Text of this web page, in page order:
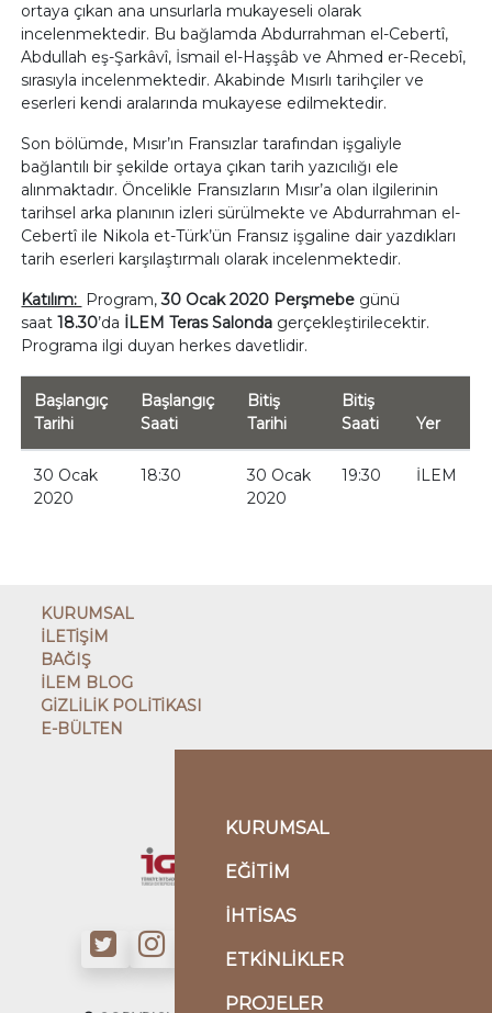
KURUMSAL
EĞİTİM
İHTİSAS
ETKİNLİKLER
PROJELER
ortaya çıkan ana unsurlarla mukayeseli olarak
incelenmektedir. Bu bağlamda Abdurrahman el-Cebertî,
Abdullah eş-Şarkâvî, İsmail el-Haşşâb ve Ahmed er-Recebî,
sırasıyla incelenmektedir. Akabinde Mısırlı tarihçiler ve
eserleri kendi aralarında mukayese edilmektedir.
Son bölümde, Mısır’ın Fransızlar tarafından işgaliyle
bağlantılı bir şekilde ortaya çıkan tarih yazıcılığı ele
alınmaktadır. Öncelikle Fransızların Mısır’a olan ilgilerinin
tarihsel arka planının izleri sürülmekte ve Abdurrahman el-
Cebertî ile Nikola et-Türk’ün Fransız işgaline dair yazdıkları
tarih eserleri karşılaştırmalı olarak incelenmektedir.
Katılım: Program,30 Ocak 2020 Perşmebe günü
saat18.30’da İLEM Teras Salonda gerçekleştirilecektir.
Programa ilgi duyan herkes davetlidir.
Başlangıç
Tarihi
Başlangıç
Saati
Bitiş
Tarihi
Bitiş
Saati
Yer
30 Ocak
2020
18:30
30 Ocak
2020
19:30 İLEM
KURUMSAL
İLETİŞİM
BAĞIŞ
İLEM BLOG
GİZLİLİK POLİTİKASI
E-BÜLTEN
KARDEŞ KURULUŞLAR